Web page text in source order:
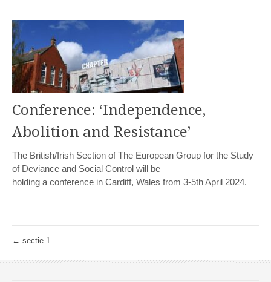
Conference: ‘Independence,
Abolition and Resistance’
The British/Irish Section of The European Group for the Study
of Deviance and Social Control will be
holding a conference in Cardiff, Wales from 3-5th April 2024.
← sectie 1